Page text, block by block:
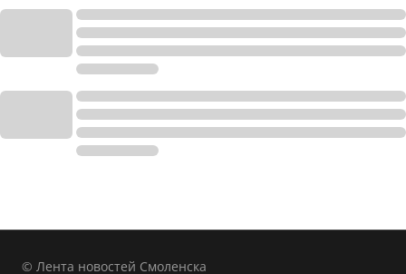
© Лента новостей Смоленска